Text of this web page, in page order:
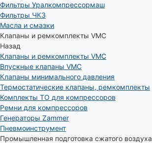
Фильтры Уралкомпрессормаш
Фильтры ЧКЗ
Масла и смазки
Клапаны и ремкомплекты VMC
Назад
Клапаны и ремкомплекты VMC
Впускные клапаны VMC
Клапаны минимального давления
Термостатические клапаны, ремкомплекты
Комплекты ТО для компрессоров
Ремни для компрессоров
Генераторы Zammer
Пневмоинструмент
Промышленная подготовка сжатого воздуха